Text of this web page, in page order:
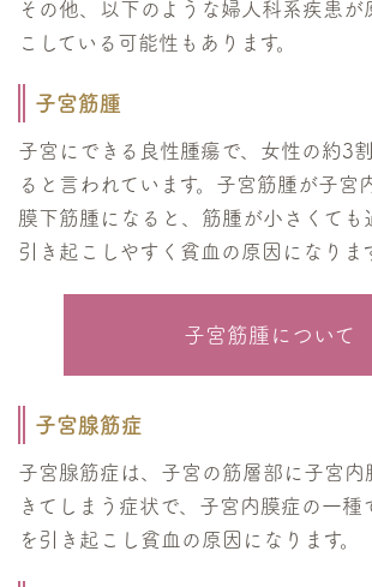
その他、以下のような婦人科系疾患が
こしている可能性もあります。
子宮筋腫
子宮にできる良性腫瘍で、女性の約3
ると言われています。子宮筋腫が子宮
膜下筋腫になると、筋腫が小さくても
引き起こしやすく貧血の原因になりま
子宮筋腫について
子宮腺筋症
子宮腺筋症は、子宮の筋層部に子宮内
きてしまう症状で、子宮内膜症の一種
を引き起こし貧血の原因になります。